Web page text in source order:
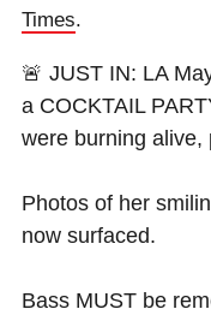
Times.
🚨 JUST IN: LA
a COCKTAIL
were burning alive,
Photos of her
now surfaced.
Bass MUST be